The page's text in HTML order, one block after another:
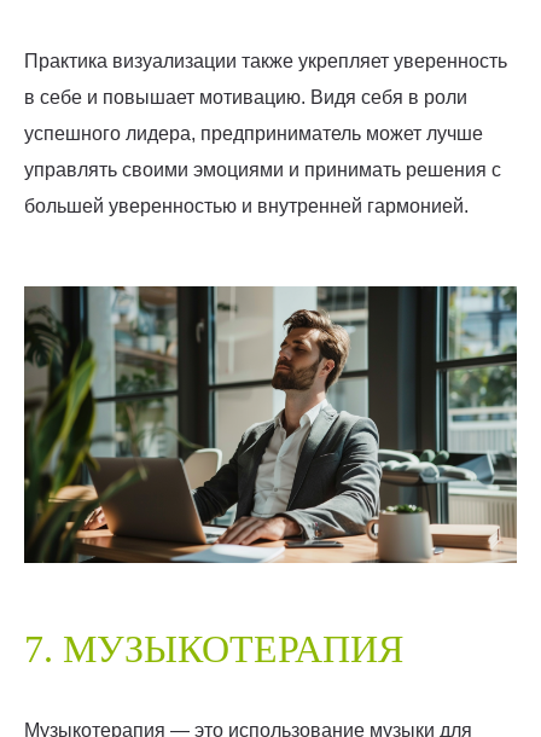
Практика визуализации также укрепляет уверенность
в себе и повышает мотивацию. Видя себя в роли
успешного лидера, предприниматель может лучше
управлять своими эмоциями и принимать решения с
большей уверенностью и внутренней гармонией.
7. МУЗЫКОТЕРАПИЯ
Музыкотерапия — это использование музыки для